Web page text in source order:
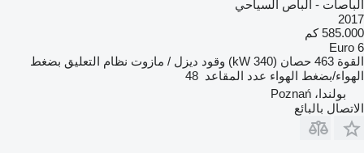
الباصات - الباص السياحي
2017
585.000 كم
Euro 6
القوة 463 حصان (340 kW) وقود ديزل / مازوت نظام التعليق بضغط
الهواء/بضغط الهواء عدد المقاعد 48
بولندا، Poznań
الاتصال بالبائع